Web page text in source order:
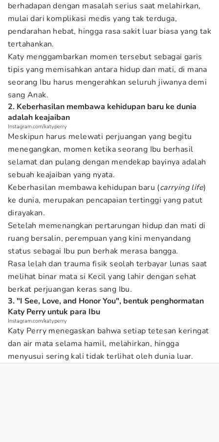
berhadapan dengan masalah serius saat melahirkan,
mulai dari komplikasi medis yang tak terduga,
pendarahan hebat, hingga rasa sakit luar biasa yang tak
tertahankan.
Katy menggambarkan momen tersebut sebagai garis
tipis yang memisahkan antara hidup dan mati, di mana
seorang Ibu harus mengerahkan seluruh jiwanya demi
sang Anak.
2. Keberhasilan membawa kehidupan baru ke dunia
adalah keajaiban
Instagram.com/katyperry
Meskipun harus melewati perjuangan yang begitu
menegangkan, momen ketika seorang Ibu berhasil
selamat dan pulang dengan mendekap bayinya adalah
sebuah keajaiban yang nyata.
Keberhasilan membawa kehidupan baru (carrying life)
ke dunia, merupakan pencapaian tertinggi yang patut
dirayakan.
Setelah memenangkan pertarungan hidup dan mati di
ruang bersalin, perempuan yang kini menyandang
status sebagai Ibu pun berhak merasa bangga.
Rasa lelah dan trauma fisik seolah terbayar lunas saat
melihat binar mata si Kecil yang lahir dengan sehat
berkat perjuangan keras sang Ibu.
3. "I See, Love, and Honor You", bentuk penghormatan
Katy Perry untuk para Ibu
Instagram.com/katyperry
Katy Perry menegaskan bahwa setiap tetesan keringat
dan air mata selama hamil, melahirkan, hingga
menyusui sering kali tidak terlihat oleh dunia luar.